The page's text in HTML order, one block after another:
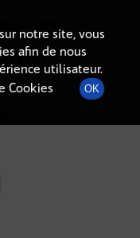
notre site, vous
afin de nous
utilisateur.
Cookies
OK